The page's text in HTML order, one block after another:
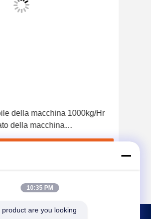
della macchina 1000kg/Hr
della macchina
di 6000mm
miglior prezzo
10:35 PM
are you looking